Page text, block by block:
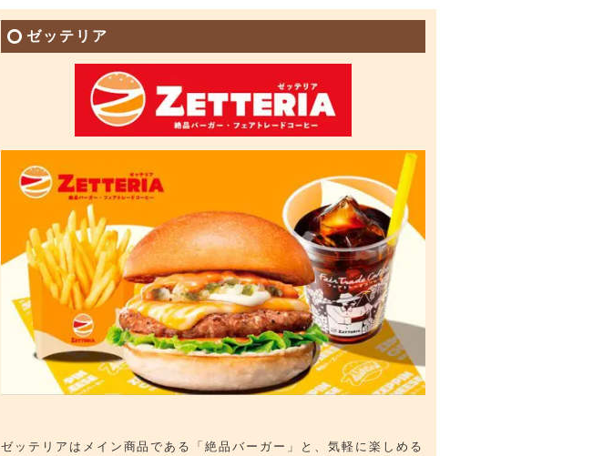
ゼッテリア
ゼッテリアはメイン商品である「絶品バーガー」と、気軽に楽しめる